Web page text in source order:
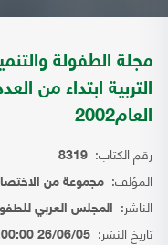
مجلة الطفولة
العام2002
رقم الكتاب: 8319
المؤلف: مجموعة من
الناشر: المجلس العربي
تاريخ النشر: 26/06/05 12:00:00 AM